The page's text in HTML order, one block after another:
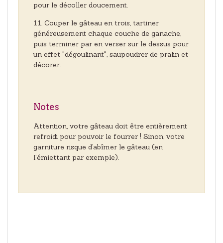
pour le décoller doucement.
Couper le gâteau en trois, tartiner
généreusement chaque couche de ganache,
puis terminer par en verser sur le dessus pour
un effet "dégoulinant", saupoudrer de pralin et
décorer.
Notes
Attention, votre gâteau doit être entièrement
refroidi pour pouvoir le fourrer ! Sinon, votre
garniture risque d’abîmer le gâteau (en
l’émiettant par exemple).